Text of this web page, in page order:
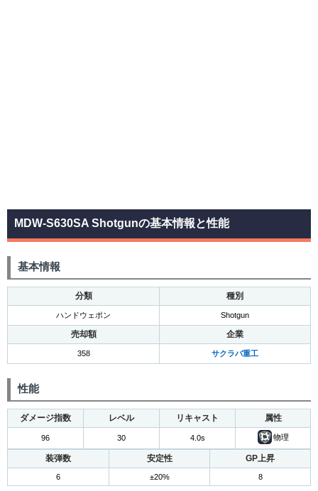
MDW-S630SA Shotgunの基本情報と性能
基本情報
分類 種別
ハンドウェポン Shotgun
売却額 企業
358 サクラバ重工
性能
ダメージ指数 レベル リキャスト 属性
96 30 4.0s 物理
装弾数 安定性 GP上昇
6 ±20% 8